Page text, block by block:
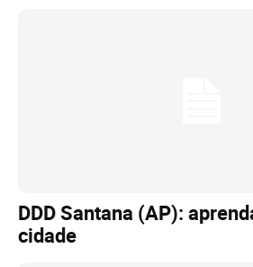
DDD Santana (AP):
cidade